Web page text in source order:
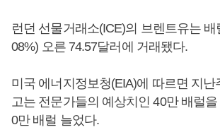
런던 선물거래소(ICE)의 브렌트유는 배
08%) 오른 74.57달러에 거래됐다.
미국 에너지정보청(EIA)에 따르면 지난
고는 전문가들의 예상치인 40만 배럴
0만 배럴 늘었다.